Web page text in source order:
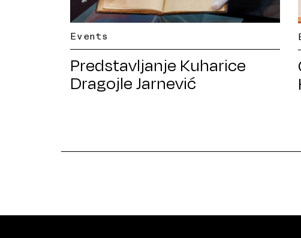
Events
Predstavljanje Kuharice
Dragojle Jarnević